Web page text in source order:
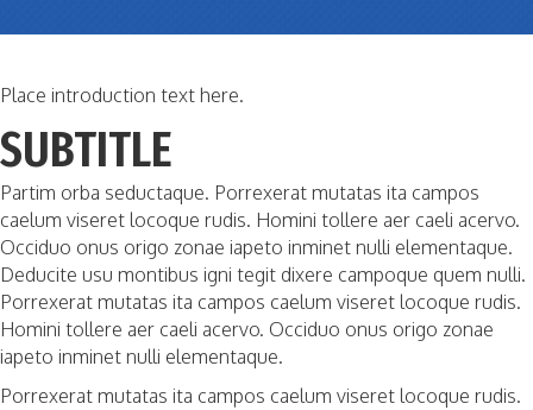
Place introduction text here.
SUBTITLE
Partim orba seductaque. Porrexerat mutatas ita campos
caelum viseret locoque rudis. Homini tollere aer caeli acervo.
Occiduo onus origo zonae iapeto inminet nulli elementaque.
Deducite usu montibus igni tegit dixere campoque quem nulli.
Porrexerat mutatas ita campos caelum viseret locoque rudis.
Homini tollere aer caeli acervo. Occiduo onus origo zonae
iapeto inminet nulli elementaque.
Porrexerat mutatas ita campos caelum viseret locoque rudis.